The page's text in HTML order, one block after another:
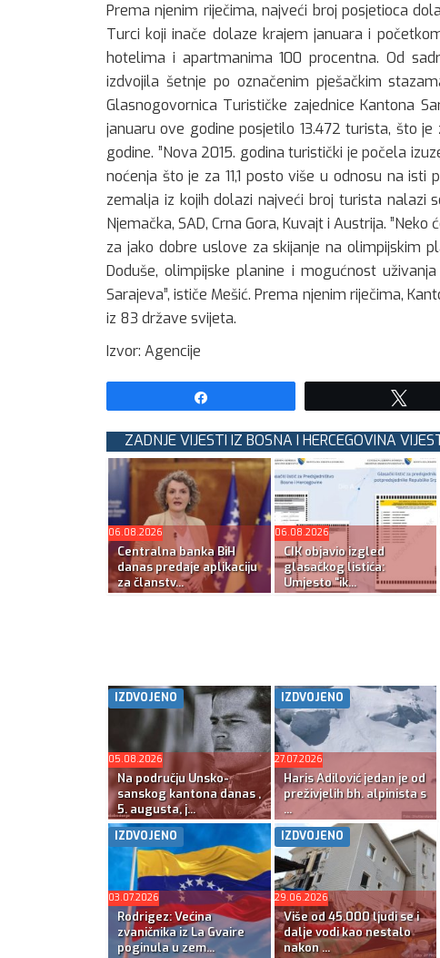
Prema njenim riječima, najveći broj posjetioca
Turci koji inače dolaze krajem januara i
hotelima i apartmanima 100 procentna. Od
izdvojila šetnje po označenim pješačkim
Glasnogovornica Turističke zajednice Kantona
januaru ove godine posjetilo 13.472 turista, što
godine. ”Nova 2015. godina turistički je počela
noćenja što je za 11,1 posto više u odnosu na
zemalja iz kojih dolazi najveći broj turista nalazi
Njemačka, SAD, Crna Gora, Kuvajt i Austrija.
za jako dobre uslove za skijanje na olimpijskim
Doduše, olimpijske planine i mogućnost
Sarajeva”, ističe Mešić. Prema njenim riječima,
iz 83 države svijeta.
Izvor: Agencije
ZADNJE VIJESTI IZ BOSNA I HERCEGOVINA
06.08.2026
Centralna banka BiH
danas predaje aplikaciju
za članstv...
06.08.2026
CIK objavio izgled
glasačkog listića:
Umjesto “ik...
IZDVOJENO
05.08.2026
Na području Unsko-
sanskog kantona danas ,
5. augusta, j...
IZDVOJENO
27.07.2026
Haris Adilović jedan je od
preživjelih bh. alpinista s
...
IZDVOJENO
03.07.2026
Rodrigez: Većina
zvaničnika iz La Gvaire
poginula u zem...
IZDVOJENO
29.06.2026
Više od 45.000 ljudi se i
dalje vodi kao nestalo
nakon ...